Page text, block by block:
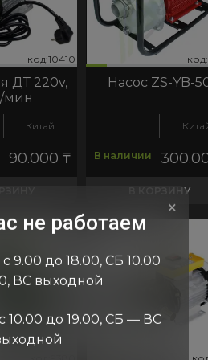
код:3571
код:10410
ДТ 220v,
мин
Китай
90.000₸
код:7248
Насос ZS-YB-
В наличии
В КОРЗИНУ
код:7263
×
не работаем
9.00 до 18.00, СБ 10.00
ВС выходной
10.00 до 19.00, СБ — ВС